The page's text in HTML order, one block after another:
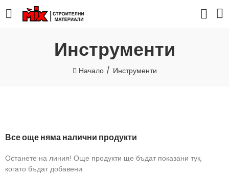
Инструменти
Начало Инструменти
Все още няма налични продукти
Останете на линия! Още продукти ще бъдат показани тук,
когато бъдат добавени.